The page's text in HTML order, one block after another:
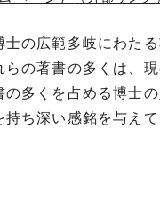
士の広範多岐にわた
らの著書の多くは、
の多くを占める博士
持ち深い感銘を与えて